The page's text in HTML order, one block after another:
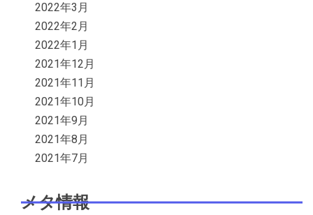
2022年3月
2022年2月
2022年1月
2021年12月
2021年11月
2021年10月
2021年9月
2021年8月
2021年7月
メタ情報